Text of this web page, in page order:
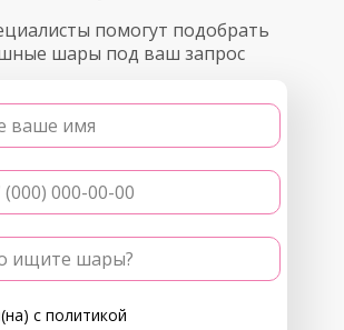
помогут подобрать
шары под ваш запрос
ваше имя
ищите шары?
с политикой